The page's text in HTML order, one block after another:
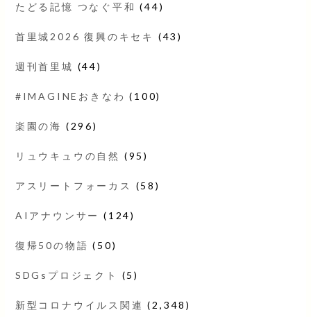
たどる記憶 つなぐ平和 (44)
首里城2026 復興のキセキ (43)
週刊首里城 (44)
#IMAGINEおきなわ (100)
楽園の海 (296)
リュウキュウの自然 (95)
アスリートフォーカス (58)
AIアナウンサー (124)
復帰50の物語 (50)
SDGsプロジェクト (5)
新型コロナウイルス関連 (2,348)